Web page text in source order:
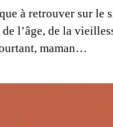
à retrouver sur le
l’âge, de la
maman…